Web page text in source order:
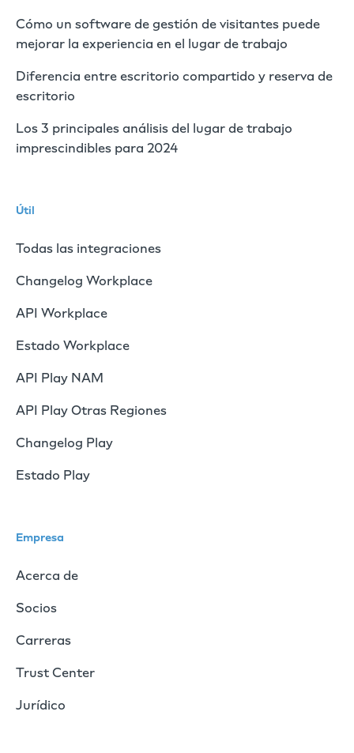
Cómo un software de gestión de visitantes puede
mejorar la experiencia en el lugar de trabajo
Diferencia entre escritorio compartido y reserva de
escritorio
Los 3 principales análisis del lugar de trabajo
imprescindibles para 2024
Útil
Todas las integraciones
Changelog Workplace
API Workplace
Estado Workplace
API Play NAM
API Play Otras Regiones
Changelog Play
Estado Play
Empresa
Acerca de
Socios
Carreras
Trust Center
Jurídico